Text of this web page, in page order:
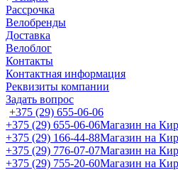
Рассрочка
Велобренды
Доставка
Велоблог
Контакты
Контактная информация
Реквизиты компании
Задать вопрос
+375 (29) 655-06-06
+375 (29) 655-06-06Магазин на
+375 (29) 166-44-88Магазин на
+375 (29) 776-07-07Магазин на
+375 (29) 755-20-60Магазин на